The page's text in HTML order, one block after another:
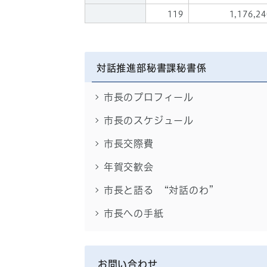
119
対話推進部秘書課秘書係
市長のプロフィール
市長のスケジュール
市長交際費
年賀交歓会
市長と語る “対話のわ”
市長への手紙
お問い合わせ